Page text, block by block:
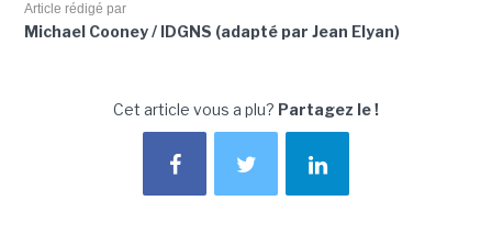
Article rédigé par
Michael Cooney / IDGNS (adapté par Jean Elyan)
Cet article vous a plu? Partagez le !